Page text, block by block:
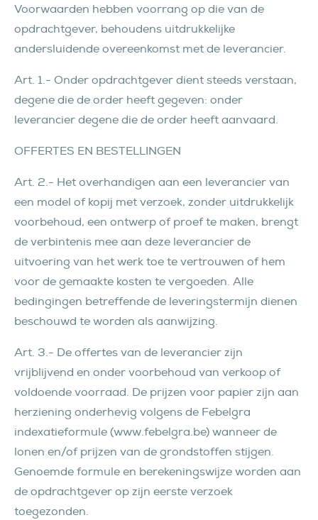
Voorwaarden hebben voorrang op die van de
opdrachtgever, behoudens uitdrukkelijke
andersluidende overeenkomst met de leverancier.
Art. 1.- Onder opdrachtgever dient steeds verstaan,
degene die de order heeft gegeven: onder
leverancier degene die de order heeft aanvaard.
OFFERTES EN BESTELLINGEN
Art. 2.- Het overhandigen aan een leverancier van
een model of kopij met verzoek, zonder uitdrukkelijk
voorbehoud, een ontwerp of proef te maken, brengt
de verbintenis mee aan deze leverancier de
uitvoering van het werk toe te vertrouwen of hem
voor de gemaakte kosten te vergoeden. Alle
bedingingen betreffende de leveringstermijn dienen
beschouwd te worden als aanwijzing.
Art. 3.- De offertes van de leverancier zijn
vrijblijvend en onder voorbehoud van verkoop of
voldoende voorraad. De prijzen voor papier zijn aan
herziening onderhevig volgens de Febelgra
indexatieformule (www.febelgra.be) wanneer de
lonen en/of prijzen van de grondstoffen stijgen.
Genoemde formule en berekeningswijze worden aan
de opdrachtgever op zijn eerste verzoek
toegezonden.